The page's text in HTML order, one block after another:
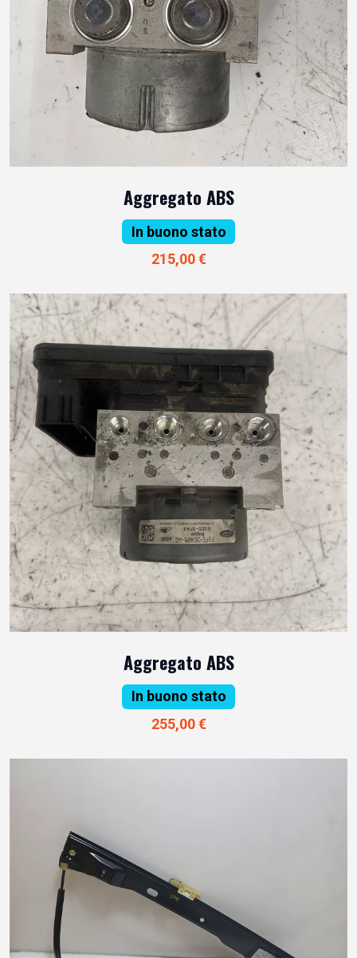
Aggregato ABS
In buono stato
215,00 €
Aggregato ABS
In buono stato
255,00 €